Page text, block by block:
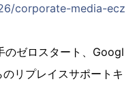
corporate-media-ecz
のゼロスタート、Googl
リプレイスサポートキ